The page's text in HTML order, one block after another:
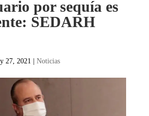
por sequía es
SEDARH
27, 2021 | Noticias